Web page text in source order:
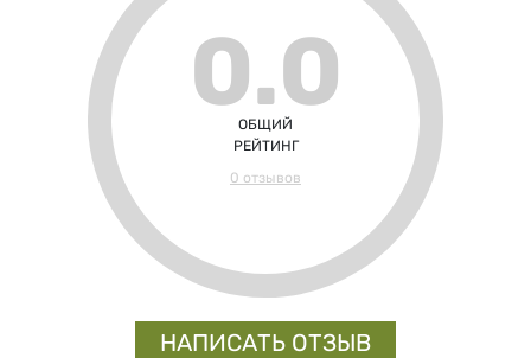
0.0
ОБЩИЙ
РЕЙТИНГ
0 отзывов
НАПИСАТЬ ОТЗЫВ